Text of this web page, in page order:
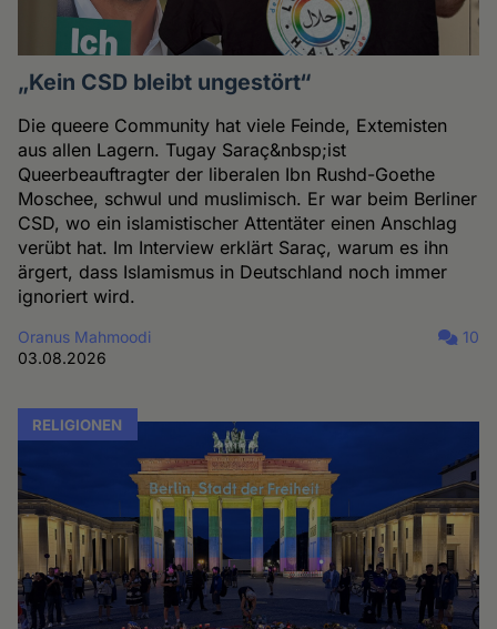
„Kein CSD bleibt ungestört“
Die queere Community hat viele Feinde, Extemisten
aus allen Lagern. Tugay Saraç&nbsp;ist
Queerbeauftragter der liberalen Ibn Rushd-Goethe
Moschee, schwul und muslimisch. Er war beim Berliner
CSD, wo ein islamistischer Attentäter einen Anschlag
verübt hat. Im Interview erklärt Saraç, warum es ihn
ärgert, dass Islamismus in Deutschland noch immer
ignoriert wird.
Oranus Mahmoodi
03.08.2026
10
RELIGIONEN